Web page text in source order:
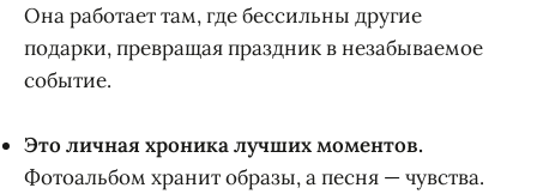
Она работает там, где бессильны другие
подарки, превращая праздник в незабываемое
событие.
Это личная хроника лучших моментов.
Фотоальбом хранит образы, а песня — чувства.